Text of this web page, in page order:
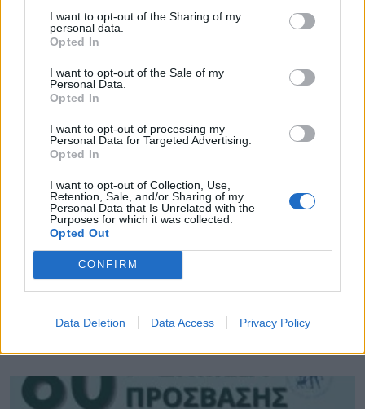
I want to opt-out of the Sharing of my
personal data.
Opted In
I want to opt-out of the Sale of my
Personal Data.
Opted In
I want to opt-out of processing my
Personal Data for Targeted Advertising.
Opted In
I want to opt-out of Collection, Use,
Retention, Sale, and/or Sharing of my
Personal Data that Is Unrelated with the
Purposes for which it was collected.
Opted Out
CONFIRM
Data Deletion Data Access Privacy Policy
ΔΗΜΟΙ
Attica Roots Festival: Εννέα συναυλίες, δεκάδες
της Αττικής